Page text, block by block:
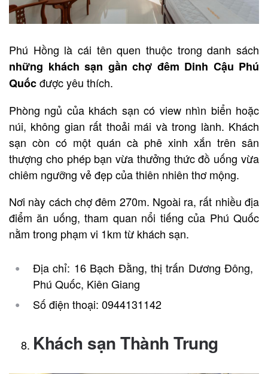
Phú Hồng là cái tên quen thuộc trong danh sách
những khách sạn gần chợ đêm Dinh Cậu Phú
Quốcđược yêu thích.
Phòng ngủ của khách sạn có view nhìn biển hoặc
núi, không gian rất thoải mái và trong lành. Khách
sạn còn có một quán cà phê xinh xắn trên sân
thượng cho phép bạn vừa thưởng thức đồ uống vừa
chiêm ngưỡng vẻ đẹp của thiên nhiên thơ mộng.
Nơi này cách chợ đêm 270m. Ngoài ra, rất nhiều địa
điểm ăn uống, tham quan nổi tiếng của Phú Quốc
nằm trong phạm vi 1km từ khách sạn.
Địa chỉ: 16 Bạch Đằng, thị trấn Dương Đông,
Phú Quốc, Kiên Giang
Số điện thoại: 0944131142
Khách sạn Thành Trung